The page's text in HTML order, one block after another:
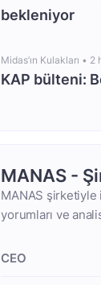
bekleniyor
Midas’ın Kulakları • 2
KAP bülteni:
MANAS -
MANAS
yorumları ve
CEO